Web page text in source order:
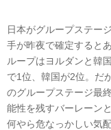
日本がグループステー
手が昨夜で確定すると
ループはヨルダンと韓
で1位、韓国が2位。だ
のグループステージ最
能性を残すバーレーン
何やら危なっかしい気